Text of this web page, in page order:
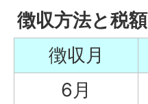
徴収方法と税額
徴収月
6月